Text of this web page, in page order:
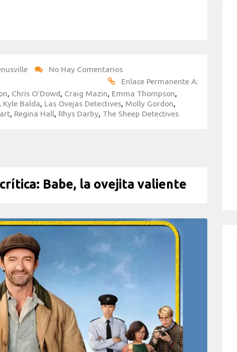
No Hay Comentarios
Enlace Permanente A:
, Chris O'Dowd, Craig Mazin, Emma Thompson,
, Kyle Balda, Las Ovejas Detectives, Molly Gordon,
, Regina Hall, Rhys Darby, The Sheep Detectives
crítica: Babe, la ovejita valiente